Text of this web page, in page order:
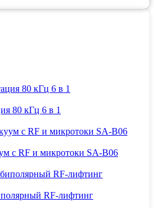
80 кГц 6 в 1
с RF и микротоки SA-B06
RF-лифтинг